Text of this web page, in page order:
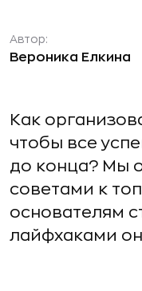
Автор:
Вероника Елкина
Как
чтобы все
до конца? Мы
советами к
основателям
лайфхаками